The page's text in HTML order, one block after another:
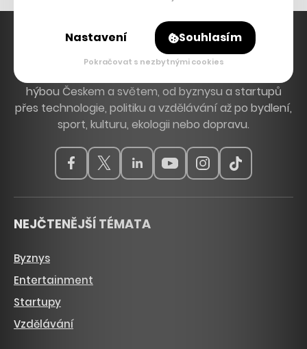
Hlavní zdroj inspirace. Věnujeme se tématům, která
hýbou Českem a světem, od byznysu a startupů
přes technologie, politiku a vzdělávání až po bydlení,
sport, kulturu, ekologii nebo dopravu.
NEJČTENĚJŠÍ TÉMATA
Byznys
Entertainment
Startupy
Vzdělávání
Nastavení Souhlasím
Pokračovat s nezbytnými cookies